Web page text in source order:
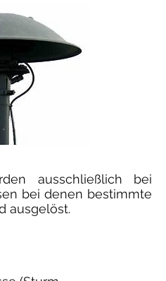
ausschließlich bei
bei denen bestimmte
ausgelöst.